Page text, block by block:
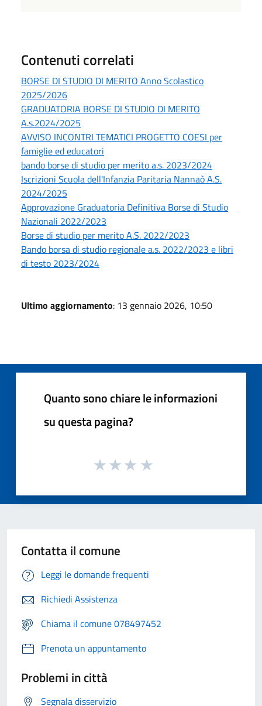
Contenuti correlati
BORSE DI STUDIO DI MERITO Anno Scolastico
2025/2026
GRADUATORIA BORSE DI STUDIO DI MERITO
A.s.2024/2025
AVVISO INCONTRI TEMATICI PROGETTO COESI per
famiglie ed educatori
bando borse di studio per merito a.s. 2023/2024
Iscrizioni Scuola dell'Infanzia Paritaria Nannaò A.S.
2024/2025
Approvazione Graduatoria Definitiva Borse di Studio
Nazionali 2022/2023
Borse di studio per merito A.S. 2022/2023
Bando borsa di studio regionale a.s. 2022/2023 e libri
di testo 2023/2024
Ultimo aggiornamento: 13 gennaio 2026, 10:50
Quanto sono chiare le informazioni
su questa pagina?
Contatta il comune
Leggi le domande frequenti
Richiedi Assistenza
Chiama il comune 078497452
Prenota un appuntamento
Problemi in città
Segnala disservizio